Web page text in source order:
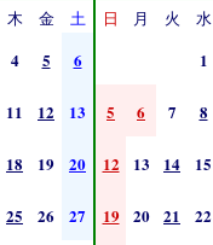
木 金 土
4 5 6
11 12 13
18 19 20
25 26 27
日 月 火 水
1
5 6 7 8
12 13 14 15
19 20 21 22